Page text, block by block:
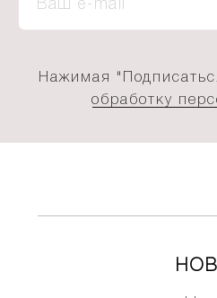
Нажимая
обработку